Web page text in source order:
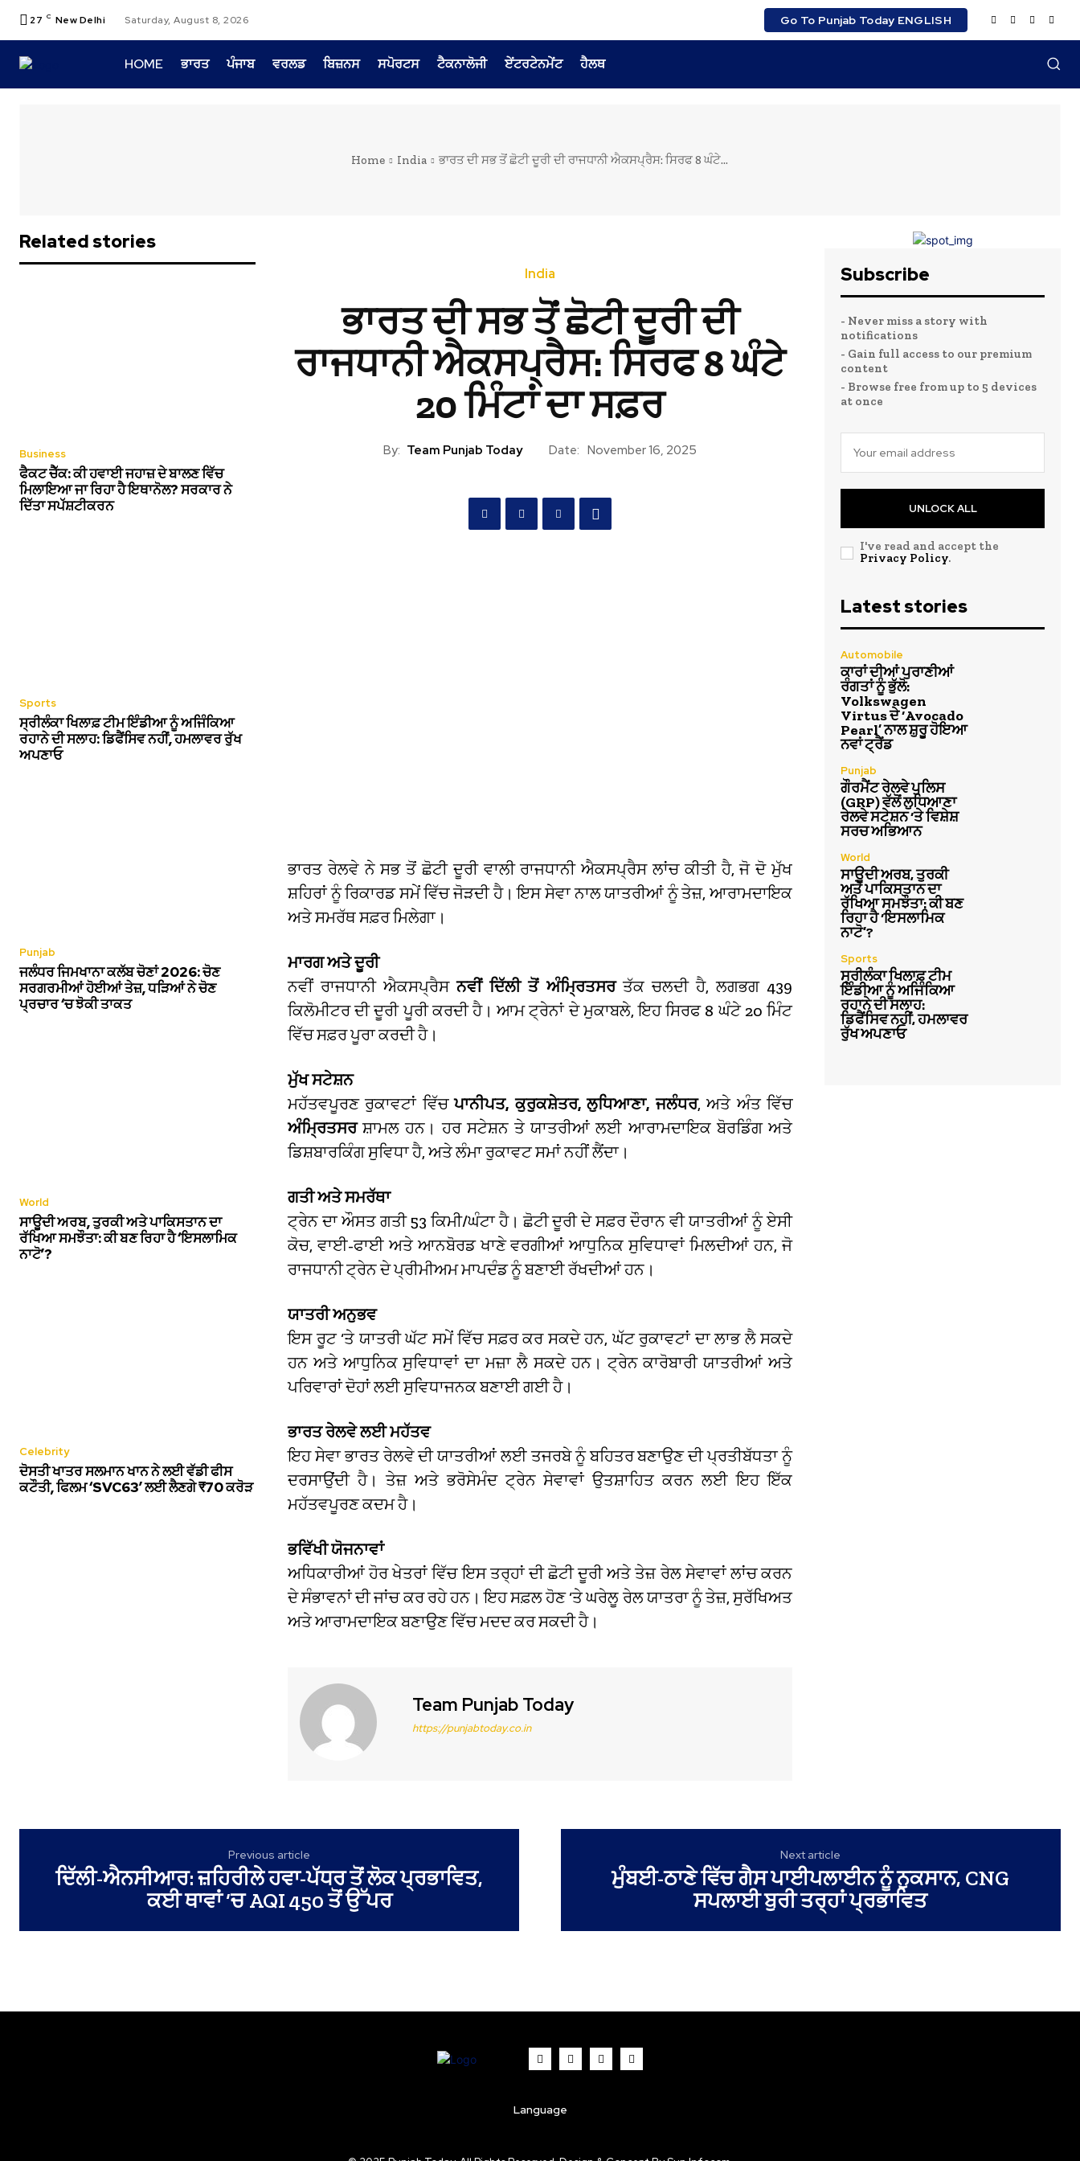
27 C New Delhi Saturday, August 8, 2026 Go To Punjab Today ENGLISH
HOME ਭਾਰਤ ਪੰਜਾਬ ਵਰਲਡ ਬਿਜ਼ਨਸ ਸਪੋਰਟਸ ਟੈਕਨਾਲੋਜੀ ਏਂਟਰਟੇਨਮੇਂਟ ਹੈਲਥ
Home India ਭਾਰਤ ਦੀ ਸਭ ਤੋਂ ਛੋਟੀ ਦੂਰੀ ਦੀ ਰਾਜਧਾਨੀ ਐਕਸਪ੍ਰੈਸ: ਸਿਰਫ 8 ਘੰਟੇ...
Related stories
Business
ਫੈਕਟ ਚੈੱਕ: ਕੀ ਹਵਾਈ ਜਹਾਜ਼ ਦੇ ਬਾਲਣ ਵਿੱਚ
ਮਿਲਾਇਆ ਜਾ ਰਿਹਾ ਹੈ ਇਥਾਨੋਲ? ਸਰਕਾਰ ਨੇ
ਦਿੱਤਾ ਸਪੱਸ਼ਟੀਕਰਨ
Sports
ਸ੍ਰੀਲੰਕਾ ਖਿਲਾਫ਼ ਟੀਮ ਇੰਡੀਆ ਨੂੰ ਅਜਿੰਕਿਆ
ਰਹਾਨੇ ਦੀ ਸਲਾਹ: ਡਿਫੈਂਸਿਵ ਨਹੀਂ, ਹਮਲਾਵਰ ਰੁੱਖ
ਅਪਣਾਓ
Punjab
ਜਲੰਧਰ ਜਿਮਖਾਨਾ ਕਲੱਬ ਚੋਣਾਂ 2026: ਚੋਣ
ਸਰਗਰਮੀਆਂ ਹੋਈਆਂ ਤੇਜ਼, ਧੜਿਆਂ ਨੇ ਚੋਣ
ਪ੍ਰਚਾਰ ‘ਚ ਝੋਕੀ ਤਾਕਤ
World
ਸਾਊਦੀ ਅਰਬ, ਤੁਰਕੀ ਅਤੇ ਪਾਕਿਸਤਾਨ ਦਾ
ਰੱਖਿਆ ਸਮਝੌਤਾ: ਕੀ ਬਣ ਰਿਹਾ ਹੈ ‘ਇਸਲਾਮਿਕ
ਨਾਟੋ’?
Celebrity
ਦੋਸਤੀ ਖਾਤਰ ਸਲਮਾਨ ਖਾਨ ਨੇ ਲਈ ਵੱਡੀ ਫੀਸ
ਕਟੌਤੀ, ਫਿਲਮ ‘SVC63’ ਲਈ ਲੈਣਗੇ ₹70 ਕਰੋੜ
India
ਭਾਰਤ ਦੀ ਸਭ ਤੋਂ ਛੋਟੀ ਦੂਰੀ ਦੀ
ਰਾਜਧਾਨੀ ਐਕਸਪ੍ਰੈਸ: ਸਿਰਫ 8 ਘੰਟੇ
20 ਮਿੰਟਾਂ ਦਾ ਸਫ਼ਰ
By: Team Punjab Today Date: November 16, 2025
ਭਾਰਤ ਰੇਲਵੇ ਨੇ ਸਭ ਤੋਂ ਛੋਟੀ ਦੂਰੀ ਵਾਲੀ ਰਾਜਧਾਨੀ ਐਕਸਪ੍ਰੈਸ ਲਾਂਚ ਕੀਤੀ ਹੈ, ਜੋ ਦੋ ਮੁੱਖ
ਸ਼ਹਿਰਾਂ ਨੂੰ ਰਿਕਾਰਡ ਸਮੇਂ ਵਿੱਚ ਜੋੜਦੀ ਹੈ। ਇਸ ਸੇਵਾ ਨਾਲ ਯਾਤਰੀਆਂ ਨੂੰ ਤੇਜ਼, ਆਰਾਮਦਾਇਕ
ਅਤੇ ਸਮਰੱਥ ਸਫ਼ਰ ਮਿਲੇਗਾ।
ਮਾਰਗ ਅਤੇ ਦੂਰੀ
ਨਵੀਂ ਰਾਜਧਾਨੀ ਐਕਸਪ੍ਰੈਸਨਵੀਂ ਦਿੱਲੀ ਤੋਂ ਅੰਮ੍ਰਿਤਸਰਤੱਕ ਚਲਦੀ ਹੈ, ਲਗਭਗ 439
ਕਿਲੋਮੀਟਰ ਦੀ ਦੂਰੀ ਪੂਰੀ ਕਰਦੀ ਹੈ। ਆਮ ਟ੍ਰੇਨਾਂ ਦੇ ਮੁਕਾਬਲੇ, ਇਹ ਸਿਰਫ 8 ਘੰਟੇ 20 ਮਿੰਟ
ਵਿੱਚ ਸਫ਼ਰ ਪੂਰਾ ਕਰਦੀ ਹੈ।
ਮੁੱਖ ਸਟੇਸ਼ਨ
ਮਹੱਤਵਪੂਰਣ ਰੁਕਾਵਟਾਂ ਵਿੱਚਪਾਨੀਪਤ, ਕੁਰੁਕਸ਼ੇਤਰ, ਲੁਧਿਆਣਾ, ਜਲੰਧਰ, ਅਤੇ ਅੰਤ ਵਿੱਚ
ਅੰਮ੍ਰਿਤਸਰਸ਼ਾਮਲ ਹਨ। ਹਰ ਸਟੇਸ਼ਨ ਤੇ ਯਾਤਰੀਆਂ ਲਈ ਆਰਾਮਦਾਇਕ ਬੋਰਡਿੰਗ ਅਤੇ
ਡਿਸ਼ਬਾਰਕਿੰਗ ਸੁਵਿਧਾ ਹੈ, ਅਤੇ ਲੰਮਾ ਰੁਕਾਵਟ ਸਮਾਂ ਨਹੀਂ ਲੈਂਦਾ।
ਗਤੀ ਅਤੇ ਸਮਰੱਥਾ
ਟ੍ਰੇਨ ਦਾ ਔਸਤ ਗਤੀ 53 ਕਿਮੀ/ਘੰਟਾ ਹੈ। ਛੋਟੀ ਦੂਰੀ ਦੇ ਸਫ਼ਰ ਦੌਰਾਨ ਵੀ ਯਾਤਰੀਆਂ ਨੂੰ ਏਸੀ
ਕੋਚ, ਵਾਈ-ਫਾਈ ਅਤੇ ਆਨਬੋਰਡ ਖਾਣੇ ਵਰਗੀਆਂ ਆਧੁਨਿਕ ਸੁਵਿਧਾਵਾਂ ਮਿਲਦੀਆਂ ਹਨ, ਜੋ
ਰਾਜਧਾਨੀ ਟ੍ਰੇਨ ਦੇ ਪ੍ਰੀਮੀਅਮ ਮਾਪਦੰਡ ਨੂੰ ਬਣਾਈ ਰੱਖਦੀਆਂ ਹਨ।
ਯਾਤਰੀ ਅਨੁਭਵ
ਇਸ ਰੂਟ ‘ਤੇ ਯਾਤਰੀ ਘੱਟ ਸਮੇਂ ਵਿੱਚ ਸਫ਼ਰ ਕਰ ਸਕਦੇ ਹਨ, ਘੱਟ ਰੁਕਾਵਟਾਂ ਦਾ ਲਾਭ ਲੈ ਸਕਦੇ
ਹਨ ਅਤੇ ਆਧੁਨਿਕ ਸੁਵਿਧਾਵਾਂ ਦਾ ਮਜ਼ਾ ਲੈ ਸਕਦੇ ਹਨ। ਟ੍ਰੇਨ ਕਾਰੋਬਾਰੀ ਯਾਤਰੀਆਂ ਅਤੇ
ਪਰਿਵਾਰਾਂ ਦੋਹਾਂ ਲਈ ਸੁਵਿਧਾਜਨਕ ਬਣਾਈ ਗਈ ਹੈ।
ਭਾਰਤ ਰੇਲਵੇ ਲਈ ਮਹੱਤਵ
ਇਹ ਸੇਵਾ ਭਾਰਤ ਰੇਲਵੇ ਦੀ ਯਾਤਰੀਆਂ ਲਈ ਤਜਰਬੇ ਨੂੰ ਬਹਿਤਰ ਬਣਾਉਣ ਦੀ ਪ੍ਰਤੀਬੱਧਤਾ ਨੂੰ
ਦਰਸਾਉਂਦੀ ਹੈ। ਤੇਜ਼ ਅਤੇ ਭਰੋਸੇਮੰਦ ਟ੍ਰੇਨ ਸੇਵਾਵਾਂ ਉਤਸ਼ਾਹਿਤ ਕਰਨ ਲਈ ਇਹ ਇੱਕ
ਮਹੱਤਵਪੂਰਣ ਕਦਮ ਹੈ।
ਭਵਿੱਖੀ ਯੋਜਨਾਵਾਂ
ਅਧਿਕਾਰੀਆਂ ਹੋਰ ਖੇਤਰਾਂ ਵਿੱਚ ਇਸ ਤਰ੍ਹਾਂ ਦੀ ਛੋਟੀ ਦੂਰੀ ਅਤੇ ਤੇਜ਼ ਰੇਲ ਸੇਵਾਵਾਂ ਲਾਂਚ ਕਰਨ
ਦੇ ਸੰਭਾਵਨਾਂ ਦੀ ਜਾਂਚ ਕਰ ਰਹੇ ਹਨ। ਇਹ ਸਫ਼ਲ ਹੋਣ ‘ਤੇ ਘਰੇਲੂ ਰੇਲ ਯਾਤਰਾ ਨੂੰ ਤੇਜ਼, ਸੁਰੱਖਿਅਤ
ਅਤੇ ਆਰਾਮਦਾਇਕ ਬਣਾਉਣ ਵਿੱਚ ਮਦਦ ਕਰ ਸਕਦੀ ਹੈ।
Team Punjab Today
https://punjabtoday.co.in
Subscribe
- Never miss a story with
notifications
- Gain full access to our premium
content
- Browse free from up to 5 devices
at once
UNLOCK ALL
I've read and accept the
Privacy Policy.
Latest stories
Automobile
ਕਾਰਾਂ ਦੀਆਂ ਪੁਰਾਣੀਆਂ
ਰੰਗਤਾਂ ਨੂੰ ਭੁੱਲੋ:
Volkswagen
Virtus ਦੇ ‘Avocado
Pearl’ ਨਾਲ ਸ਼ੁਰੂ ਹੋਇਆ
ਨਵਾਂ ਟ੍ਰੈਂਡ
Punjab
ਗੌਰਮੈਂਟ ਰੇਲਵੇ ਪੁਲਿਸ
(GRP) ਵੱਲੋਂ ਲੁਧਿਆਣਾ
ਰੇਲਵੇ ਸਟੇਸ਼ਨ ‘ਤੇ ਵਿਸ਼ੇਸ਼
ਸਰਚ ਅਭਿਆਨ
World
ਸਾਊਦੀ ਅਰਬ, ਤੁਰਕੀ
ਅਤੇ ਪਾਕਿਸਤਾਨ ਦਾ
ਰੱਖਿਆ ਸਮਝੌਤਾ: ਕੀ ਬਣ
ਰਿਹਾ ਹੈ ‘ਇਸਲਾਮਿਕ
ਨਾਟੋ’?
Sports
ਸ੍ਰੀਲੰਕਾ ਖਿਲਾਫ਼ ਟੀਮ
ਇੰਡੀਆ ਨੂੰ ਅਜਿੰਕਿਆ
ਰਹਾਨੇ ਦੀ ਸਲਾਹ:
ਡਿਫੈਂਸਿਵ ਨਹੀਂ, ਹਮਲਾਵਰ
ਰੁੱਖ ਅਪਣਾਓ
Previous article
ਦਿੱਲੀ-ਐਨਸੀਆਰ: ਜ਼ਹਿਰੀਲੇ ਹਵਾ-ਪੱਧਰ ਤੋਂ ਲੋਕ ਪ੍ਰਭਾਵਿਤ,
ਕਈ ਥਾਵਾਂ ‘ਚ AQI 450 ਤੋਂ ਉੱਪਰ
Next article
ਮੁੰਬਈ-ਠਾਣੇ ਵਿੱਚ ਗੈਸ ਪਾਈਪਲਾਈਨ ਨੂੰ ਨੁਕਸਾਨ, CNG
ਸਪਲਾਈ ਬੁਰੀ ਤਰ੍ਹਾਂ ਪ੍ਰਭਾਵਿਤ
Language